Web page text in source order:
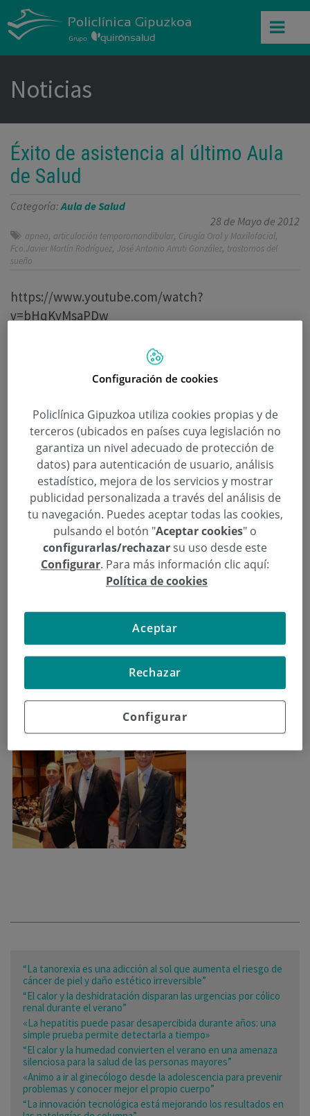
Noticias
Éxito de asistencia al último Aula
de Salud
Categoría:Aula de Salud
28 de Mayo de 2012
apnea, articulación temporomandibular, Cirugía Oral y Maxilofacial,
Fco.Javier Martín Rodríguez, José Antonio Arruti González, trastornos del
sueño
https://www.youtube.com/watch?
v=bHqKvMsaPDw
Numerosos guipuzcoanos asistieron el pasado
jueves a la conferencia sobre «Trastornos de la
articulación temporomandibular y la apnea del
sueño», dentro del ciclo Aulas de Salud de
Policlínica Gipuzkoa.
La sala Kutxa de la calle Andía registró, una vez
más, éxito de asistencia para escuchar a los
especialistas en Cirugía Oral y Maxilofacial José
Antonio Arruti, Fernando Esnal, Javier Martín y
Víctor Gómez Carrillo, que integran la nueva
Unidad Multidisciplinar de Cirugía Maxilofacial de
Policlínica Gipuzkoa.
La actividad continuará el próximo 28 de junio sobre
«Los avances de la cirugía mínimamente invasiva en
cirugía digestiva y endocrina».
La próxima conferencia tendrá lugar el 28 de junio
sobre cirugía endocrina y digestiva
“La tanorexia es una adicción al sol que aumenta el riesgo de
cáncer de piel y daño estético irreversible”
“El calor y la deshidratación disparan las urgencias por cólico
renal durante el verano”
«La hepatitis puede pasar desapercibida durante años: una
simple prueba permite detectarla a tiempo»
“El calor y la humedad convierten el verano en una amenaza
silenciosa para la salud de las personas mayores”
«Animo a ir al ginecólogo desde la adolescencia para prevenir
problemas y conocer mejor el propio cuerpo”
“La innovación tecnológica está mejorando los resultados en
Configuración de cookies
Policlínica Gipuzkoa utiliza cookies propias y de
terceros (ubicados en países cuya legislación no
garantiza un nivel adecuado de protección de
datos) para autenticación de usuario, análisis
estadístico, mejora de los servicios y mostrar
publicidad personalizada a través del análisis de
tu navegación. Puedes aceptar todas las cookies,
pulsando el botón "Aceptar cookies" o
configurarlas/rechazarsu uso desde este
Configurar. Para más información clic aquí:
Política de cookies
Configurar
Rechazar
Aceptar